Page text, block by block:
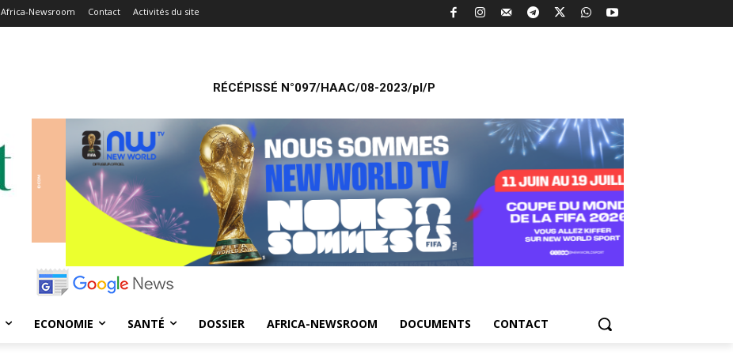
Africa-Newsroom Contact Activités du site
RÉCÉPISSÉ N°097/HAAC/08-2023/pl/P
ECONOMIE SANTÉ DOSSIER AFRICA-NEWSROOM DOCUMENTS CONTACT